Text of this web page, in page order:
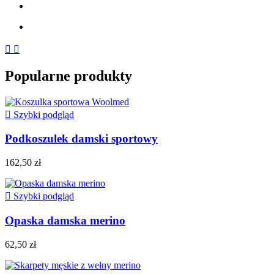
 
Popularne produkty
 Szybki podgląd
Podkoszulek damski sportowy
162,50 zł
 Szybki podgląd
Opaska damska merino
62,50 zł